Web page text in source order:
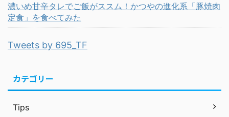
濃いめ甘辛タレでご飯がススム！かつやの進化系「豚焼肉
定食」を食べてみた
Tweets by 695_TF
カテゴリー
Tips